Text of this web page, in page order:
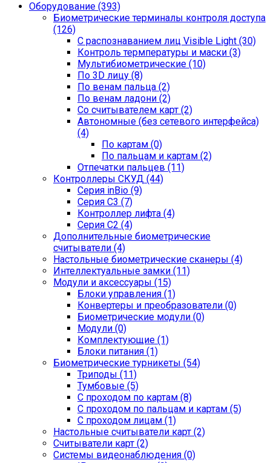
Оборудование (393)
Биометрические терминалы контроля доступа
(126)
С распознаванием лиц Visible Light (30)
Контроль термпературы и маски (3)
Мультибиометрические (10)
По 3D лицу (8)
По венам пальца (2)
По венам ладони (2)
Со считывателем карт (2)
Автономные (без сетевого интерфейса)
(4)
По картам (0)
По пальцам и картам (2)
Отпечатки пальцев (11)
Контроллеры СКУД (44)
Серия inBio (9)
Серия С3 (7)
Контроллер лифта (4)
Серия С2 (4)
Дополнительные биометрические
считыватели (4)
Настольные биометрические сканеры (4)
Интеллектуальные замки (11)
Модули и аксессуары (15)
Блоки управления (1)
Конвертеры и преобразователи (0)
Биометрические модули (0)
Модули (0)
Комплектующие (1)
Блоки питания (1)
Биометрические турникеты (54)
Триподы (11)
Тумбовые (5)
С проходом по картам (8)
С проходом по пальцам и картам (5)
С проходом лицам (1)
Настольные считыватели карт (2)
Считыватели карт (2)
Системы видеонаблюдения (0)